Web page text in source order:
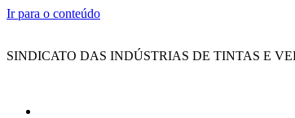
Ir para o conteúdo
SINDICATO DAS INDÚSTRIAS DE TINTAS E